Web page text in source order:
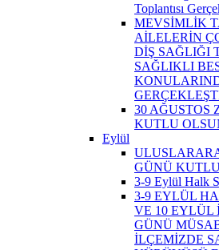
Toplantısı
MEVSİMLİK
AİLELERİN
DİŞ SAĞLIĞI
SAĞLIKLI
30 AĞUSTOS
KUTLU
Eylül
GÜNÜ
3-9 Eylül Halk
3-9 EYLÜL
VE 10 EYLÜL
GÜNÜ
İLÇEMİZDE